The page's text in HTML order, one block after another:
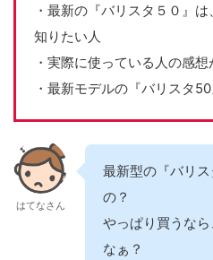
・最新の『バリスタ５０』
知りたい人
・実際に使っている人の感
・最新モデルの『バリスタ
はてなさん
最新型の『バリ
の？
やっぱり買うな
なぁ？